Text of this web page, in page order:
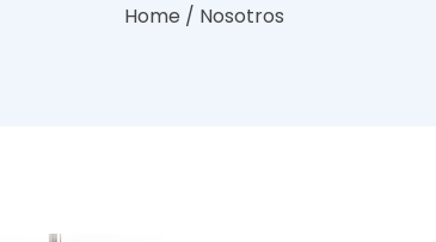
Home / Nosotros